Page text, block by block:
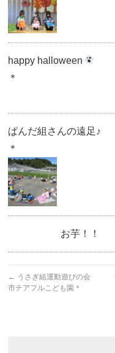
happy halloween
＊
＊
ぱんだ組さんの遠足
＊
お芋！！
← うさぎ組運動遊びの会
市チアフルこども園＊